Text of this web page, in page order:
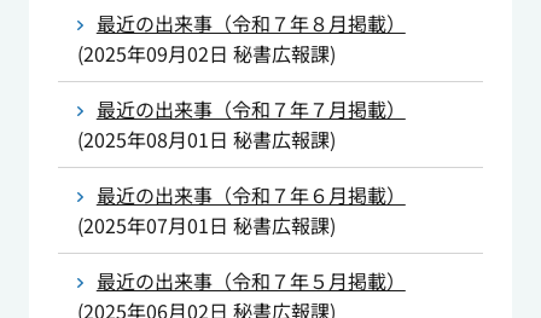
最近の出来事（令和７年８月掲載）
(2025年09月02日 秘書広報課)
最近の出来事（令和７年７月掲載）
(2025年08月01日 秘書広報課)
最近の出来事（令和７年６月掲載）
(2025年07月01日 秘書広報課)
最近の出来事（令和７年５月掲載）
(2025年06月02日 秘書広報課)